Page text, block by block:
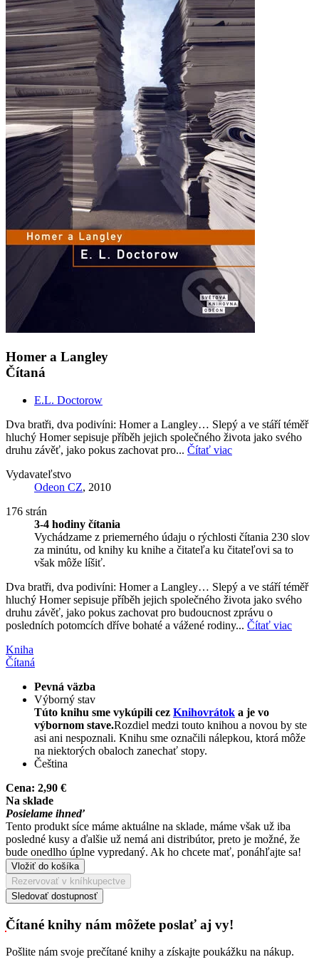
Homer a Langley
Čítaná
E.L. Doctorow
Dva bratři, dva podivíni: Homer a Langley… Slepý a ve stáří téměř
hluchý Homer sepisuje příběh jejich společného života jako svého
druhu závěť, jako pokus zachovat pro... Čítať viac
Vydavateľstvo
Odeon CZ, 2010
176 strán
3-4 hodiny čítania
Vychádzame z priemerného údaju o rýchlosti čítania 230 slov
za minútu, od knihy ku knihe a čitateľa ku čitateľovi sa to
však môže líšiť.
Dva bratři, dva podivíni: Homer a Langley… Slepý a ve stáří téměř
hluchý Homer sepisuje příběh jejich společného života jako svého
druhu závěť, jako pokus zachovat pro budoucnost zprávu o
posledních potomcích dříve bohaté a vážené rodiny... Čítať viac
Kniha
Čítaná
Pevná väzba
Výborný stav
Túto knihu sme vykúpili cez Knihovrátok a je vo
výbornom stave.Rozdiel medzi touto knihou a novou by ste
asi ani nespoznali. Knihu sme označili nálepkou, ktorá môže
na niektorých obaloch zanechať stopy.
Čeština
Cena: 2,90 €
Na sklade
Posielame ihneď
Tento produkt síce máme aktuálne na sklade, máme však už iba
posledné kusy a ďalšie už nemá ani distribútor, preto je možné, že
bude onedlho úplne vypredaný. Ak ho chcete mať, ponáhľajte sa!
Vložiť do košíka
Rezervovať v kníhkupectve
Sledovať dostupnosť
Čítané knihy nám môžete poslať aj vy!
Pošlite nám svoje prečítané knihy a získajte poukážku na nákup.